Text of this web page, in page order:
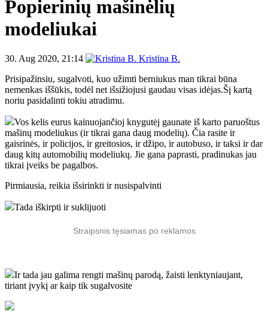
Popierinių mašinėlių
modeliukai
30. Aug 2020, 21:14
Kristina B.
Prisipažinsiu, sugalvoti, kuo užimti berniukus man tikrai būna
nemenkas iššūkis, todėl net išsižiojusi gaudau visas idėjas.Šį kartą
noriu pasidalinti tokiu atradimu.
Vos kelis eurus kainuojančioj knygutėj gaunate iš karto paruoštus
mašinų modeliukus (ir tikrai gana daug modelių). Čia rasite ir
gaisrinės, ir policijos, ir greitosios, ir džipo, ir autobuso, ir taksi ir dar
daug kitų automobilių modeliukų. Jie gana paprasti, pradinukas jau
tikrai įveiks be pagalbos.
Pirmiausia, reikia išsirinkti ir nusispalvinti
Tada iškirpti ir suklijuoti
Straipsnis tęsiamas po reklamos
Ir tada jau galima rengti mašinų parodą, žaisti lenktyniaujant,
tiriant įvykį ar kaip tik sugalvosite